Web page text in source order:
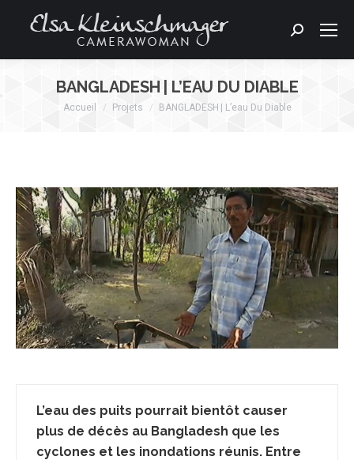
Search:
BANGLADESH | L’EAU DU DIABLE
Vous êtes ici :
Accueil Projets BANGLADESH | L’eau Du Diable
L’eau des puits pourrait bientôt causer
plus de décès au Bangladesh que les
cyclones et les inondations réunis. Entre